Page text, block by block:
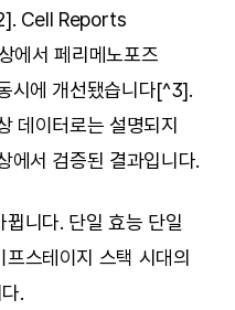
Cell Reports
에서 페리메노포즈
시에 개선됐습니다[^3].
데이터로는 설명되지
에서 검증된 결과입니다.
니다. 단일 효능 단일
스테이지 스택 시대의
.